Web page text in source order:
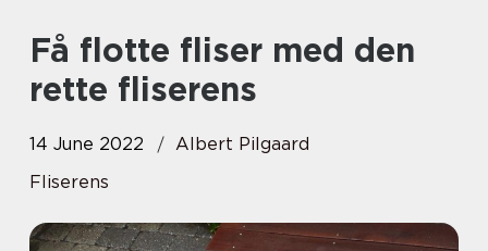
Få flotte fliser med den
rette fliserens
14 June 2022
Albert Pilgaard
Fliserens